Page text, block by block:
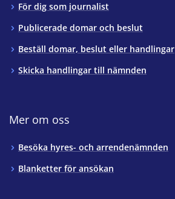
För dig som journalist
Publicerade domar och beslut
Beställ domar, beslut eller handlingar
Skicka handlingar till nämnden
Mer om oss
Besöka hyres- och arrendenämnden
Blanketter för ansökan